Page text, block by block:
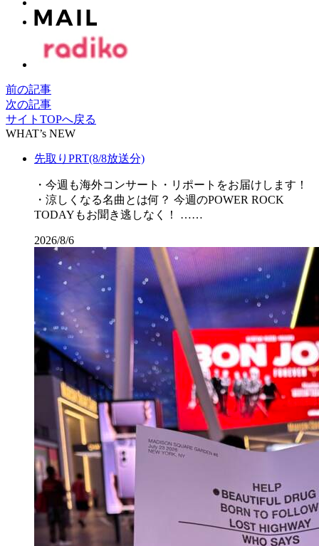
前の記事
次の記事
サイトTOPへ戻る
WHAT’s NEW
先取りPRT(8/8放送分)
・今週も海外コンサート・リポートをお届けします！
・涼しくなる名曲とは何？ 今週のPOWER ROCK
TODAYもお聞き逃しなく！ ……
2026/8/6